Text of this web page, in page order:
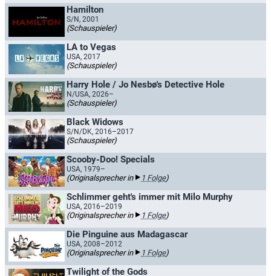
Hamilton
S/N, 2001
(Schauspieler)
LA to Vegas
USA, 2017
(Schauspieler)
Harry Hole / Jo Nesbø's Detective Hole
N/USA, 2026–
(Schauspieler)
Black Widows
S/N/DK, 2016–2017
(Schauspieler)
Scooby-Doo! Specials
USA, 1979–
(Originalsprecher in 1 Folge)
Schlimmer geht's immer mit Milo Murphy
USA, 2016–2019
(Originalsprecher in 1 Folge)
Die Pinguine aus Madagascar
USA, 2008–2012
(Originalsprecher in 1 Folge)
Twilight of the Gods